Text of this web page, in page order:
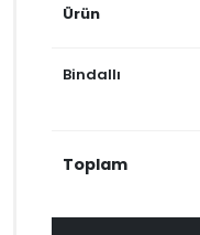
Ürün
Bindallı
Toplam